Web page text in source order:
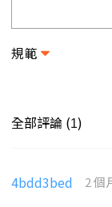
規範
全部評論 (1)
4bdd3bed 2 個